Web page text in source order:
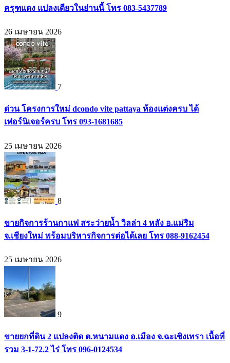
ครุฑแดง แปลงเดียวในย่านนี้ โทร 083-5437789
26 เมษายน 2026
7
ด่วน โครงการใหม่ dcondo vite pattaya ห้องแต่งครบ ได้
เฟอร์นิเจอร์ครบ โทร 093-1681685
25 เมษายน 2026
8
ขายกิจการร้านกาแฟ สระว่ายน้ำ วิลล่า 4 หลัง อ.แม่ริม
จ.เชียงใหม่ พร้อมบริหารกิจการต่อได้เลย โทร 088-9162454
25 เมษายน 2026
9
ขายยกที่ดิน 2 แปลงติด ต.หนามแดง อ.เมือง จ.ฉะเชิงเทรา เนื้อที่
รวม 3-1-72.2 ไร่ โทร 096-0124534